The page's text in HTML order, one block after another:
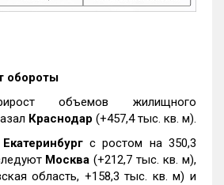
обороты
объемов жилищного
Краснодар (+457,4 тыс. кв. м).
Екатеринбургс ростом на 350,3
Москва (+212,7 тыс. кв. м),
область, +158,3 тыс. кв. м) и